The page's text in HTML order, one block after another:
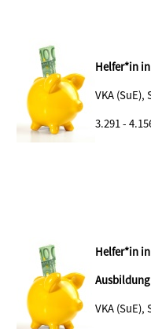
Helfer*in
VKA (SuE),
3.291 -
Helfer*in
Ausbildung
VKA (SuE),